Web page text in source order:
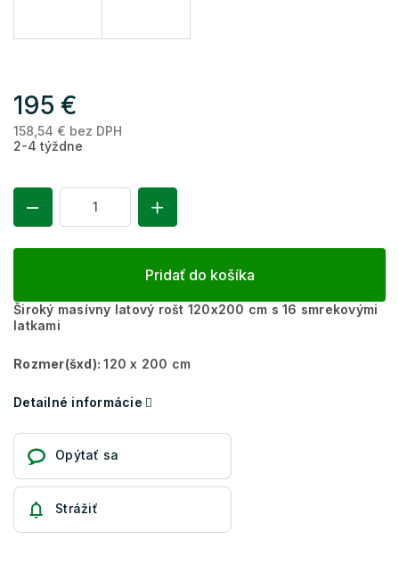
195 €
158,54 € bez DPH
2-4 týždne
Pridať do košíka
Široký masívny latový rošt 120x200 cm s 16 smrekovými
latkami
Rozmer(šxd):120 x 200 cm
Detailné informácie
Opýtať sa
Strážiť